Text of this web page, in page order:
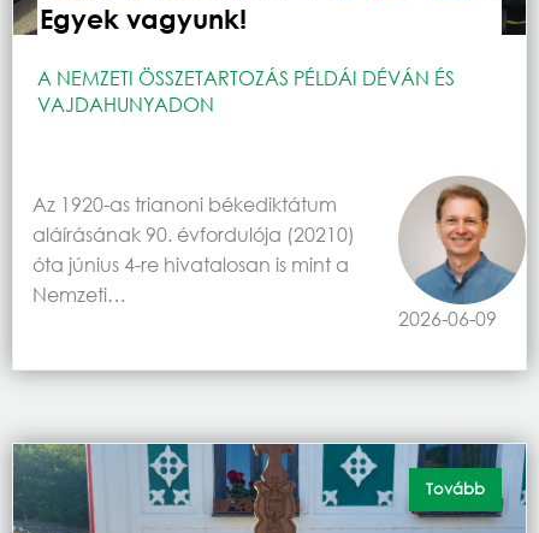
Egyek vagyunk!
A NEMZETI ÖSSZETARTOZÁS PÉLDÁI DÉVÁN ÉS
VAJDAHUNYADON
2026-06-09
Az 1920-as trianoni békediktátum
aláírásának 90. évfordulója (20210)
óta június 4-re hivatalosan is mint a
Nemzeti…
Tovább